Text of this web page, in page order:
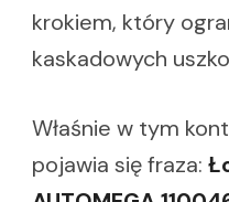
krokiem, który
kaskadowych
Właśnie w tym
pojawia się fraza: